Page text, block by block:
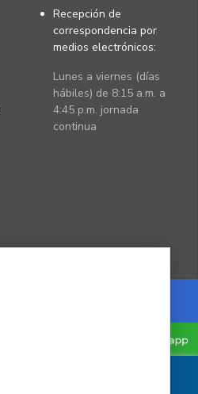
Recepción de
correspondencia por
medios electrónicos:
Lunes a viernes (días
hábiles) de 8:15 a.m. a
4:45 p.m. jornada
continua
Powered by Nexura